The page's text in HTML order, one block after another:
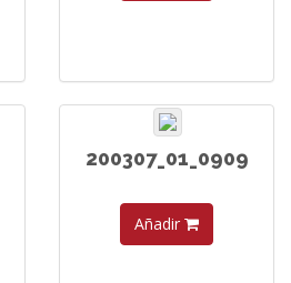
200307_01_0909
Añadir